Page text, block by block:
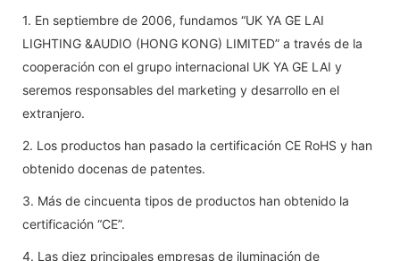
1. En septiembre de 2006, fundamos “UK YA GE LAI
LIGHTING &AUDIO (HONG KONG) LIMITED” a través de la
cooperación con el grupo internacional UK YA GE LAI y
seremos responsables del marketing y desarrollo en el
extranjero.
2. Los productos han pasado la certificación CE RoHS y han
obtenido docenas de patentes.
3. Más de cincuenta tipos de productos han obtenido la
certificación “CE”.
4. Las diez principales empresas de iluminación de